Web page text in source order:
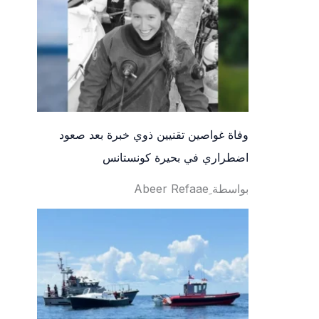
وفاة غواصين تقنيين ذوي خبرة بعد صعود
اضطراري في بحيرة كونستانس
بواسطة ِAbeer Refaae